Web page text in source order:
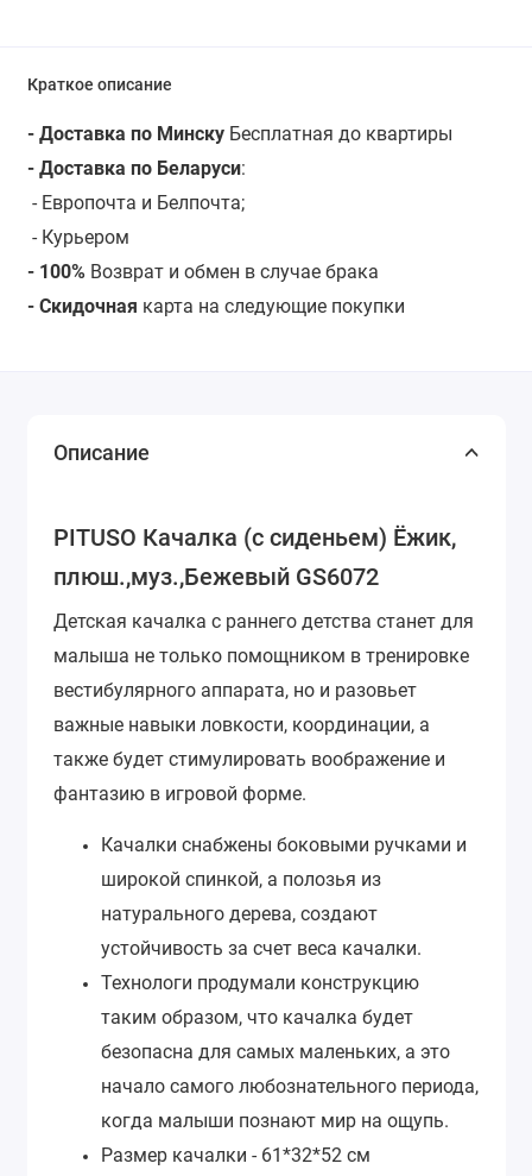
Краткое описание
- Доставка по МинскуБесплатная до квартиры
- Доставка по Беларуси:
- Европочта и Белпочта;
- Курьером
- 100% Возврат и обмен в случае брака
- Скидочная карта на следующие покупки
Описание
PITUSO Качалка (с сиденьем) Ёжик,
плюш.,муз.,Бежевый GS6072
Детская качалка с раннего детства станет для
малыша не только помощником в тренировке
вестибулярного аппарата, но и разовьет
важные навыки ловкости, координации, а
также будет стимулировать воображение и
фантазию в игровой форме.
Качалки снабжены боковыми ручками и
широкой спинкой, а полозья из
натурального дерева, создают
устойчивость за счет веса качалки.
Технологи продумали конструкцию
таким образом, что качалка будет
безопасна для самых маленьких, а это
начало самого любознательного периода,
когда малыши познают мир на ощупь.
Размер качалки - 61*32*52 см